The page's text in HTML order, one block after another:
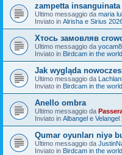
zampetta insanguinata
Ultimo messaggio da maria
Inviato in Alrisha e Sirius
Хтось замовляв
Ultimo messaggio da
Inviato in Birdcam in the
Jak wygląda
Ultimo messaggio da
Inviato in Birdcam in the
Anello ombra
Ultimo messaggio da
Inviato in Albangel e Velangel
Qumar oyunları niyə
Ultimo messaggio da
Inviato in Birdcam in the